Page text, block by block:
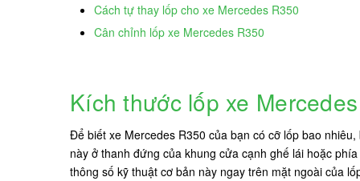
Cách tự thay lốp cho xe Mercedes R350
Cân chỉnh lốp xe Mercedes R350
Kích thước lốp xe
Để biết xe Mercedes R350 của bạn có cỡ lốp bao
này ở thanh đứng của khung cửa cạnh ghế lái hoặc
thông số kỹ thuật cơ bản này ngay trên mặt ngoài của